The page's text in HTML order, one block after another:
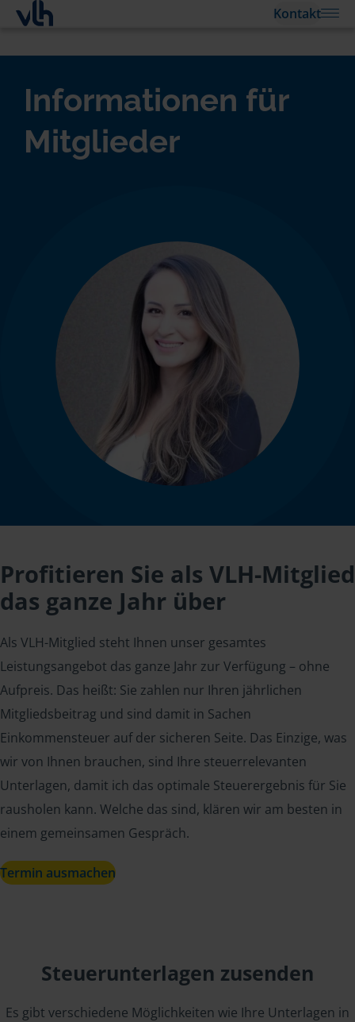
Kontakt
Informationen für
Mitglieder
Profitieren Sie als VLH-Mitglied
das ganze Jahr über
Als VLH-Mitglied steht Ihnen unser gesamtes
Leistungsangebot das ganze Jahr zur Verfügung – ohne
Aufpreis. Das heißt: Sie zahlen nur Ihren jährlichen
Mitgliedsbeitrag und sind damit in Sachen
Einkommensteuer auf der sicheren Seite. Das Einzige, was
wir von Ihnen brauchen, sind Ihre steuerrelevanten
Unterlagen, damit ich das optimale Steuerergebnis für Sie
rausholen kann. Welche das sind, klären wir am besten in
einem gemeinsamen Gespräch.
Termin ausmachen
Steuerunterlagen zusenden
Es gibt verschiedene Möglichkeiten wie Ihre Unterlagen in